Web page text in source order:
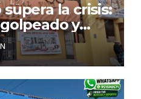
la crisis:
y
al nuevo
para obras